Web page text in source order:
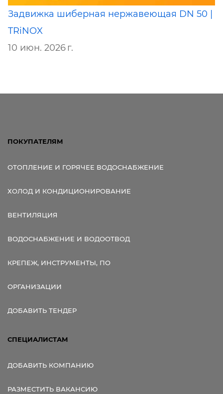
Задвижка шиберная нержавеющая DN 50 |
TRiNOX
10 июн. 2026 г.
ПОКУПАТЕЛЯМ
ОТОПЛЕНИЕ И ГОРЯЧЕЕ ВОДОСНАБЖЕНИЕ
ХОЛОД И КОНДИЦИОНИРОВАНИЕ
ВЕНТИЛЯЦИЯ
ВОДОСНАБЖЕНИЕ И ВОДООТВОД
КРЕПЕЖ, ИНСТРУМЕНТЫ, ПО
ОРГАНИЗАЦИИ
ДОБАВИТЬ ТЕНДЕР
СПЕЦИАЛИСТАМ
ДОБАВИТЬ КОМПАНИЮ
РАЗМЕСТИТЬ ВАКАНСИЮ